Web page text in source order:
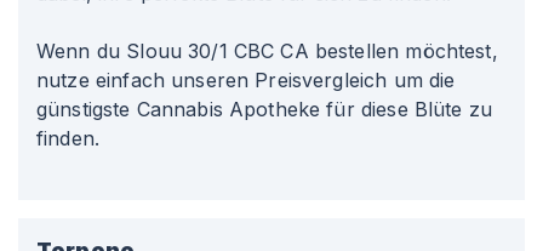
Wenn du Slouu 30/1 CBC CA bestellen möchtest,
nutze einfach unseren Preisvergleich um die
günstigste Cannabis Apotheke für diese Blüte zu
finden.